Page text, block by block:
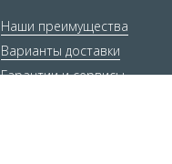
Наши преимущества
Варианты доставки
Гарантии и сервисы